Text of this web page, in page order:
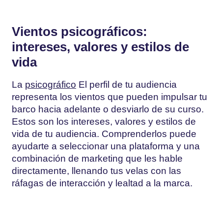
Vientos psicográficos:
intereses, valores y estilos de
vida
La psicográfico El perfil de tu audiencia
representa los vientos que pueden impulsar tu
barco hacia adelante o desviarlo de su curso.
Estos son los intereses, valores y estilos de
vida de tu audiencia. Comprenderlos puede
ayudarte a seleccionar una plataforma y una
combinación de marketing que les hable
directamente, llenando tus velas con las
ráfagas de interacción y lealtad a la marca.